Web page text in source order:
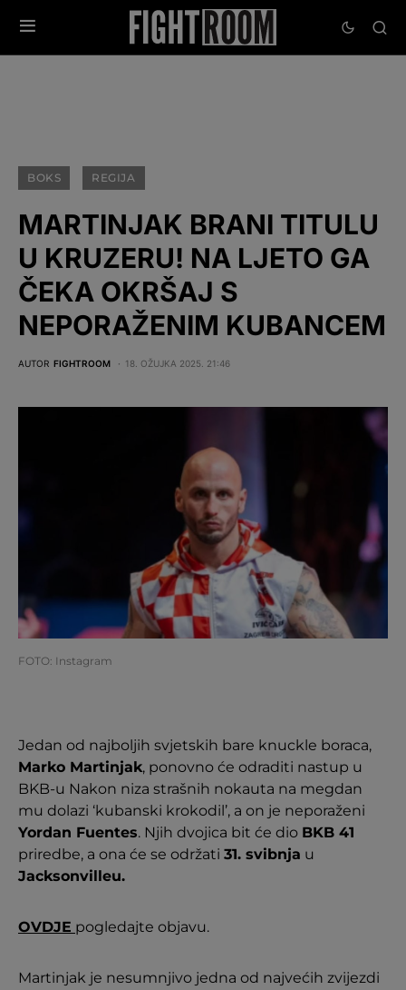
BOKS REGIJA
MARTINJAK BRANI TITULU
U KRUZERU! NA LJETO GA
ČEKA OKRŠAJ S
NEPORAŽENIM KUBANCEM
AUTOR FIGHTROOM 18. OŽUJKA 2025. 21:46
FOTO: Instagram
Jedan od najboljih svjetskih bare knuckle boraca,
Marko Martinjak, ponovno će odraditi nastup u
BKB-u Nakon niza strašnih nokauta na megdan
mu dolazi ‘kubanski krokodil’, a on je neporaženi
Yordan Fuentes. Njih dvojica bit će dio BKB 41
priredbe, a ona će se održati 31. svibnja u
Jacksonvilleu.
OVDJE pogledajte objavu.
Martinjak je nesumnjivo jedna od najvećih zvijezdi